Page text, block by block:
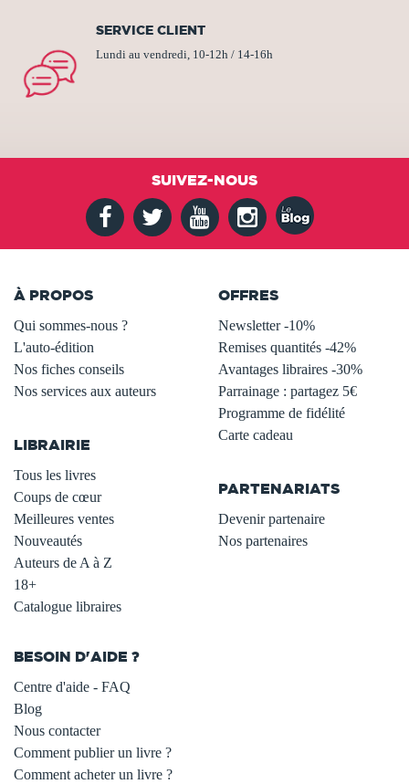
SERVICE CLIENT
Lundi au vendredi, 10-12h / 14-16h
SUIVEZ-NOUS
À PROPOS
Qui sommes-nous ?
L'auto-édition
Nos fiches conseils
Nos services aux auteurs
LIBRAIRIE
Tous les livres
Coups de cœur
Meilleures ventes
Nouveautés
Auteurs de A à Z
18+
Catalogue libraires
OFFRES
Newsletter -10%
Remises quantités -42%
Avantages libraires -30%
Parrainage : partagez 5€
Programme de fidélité
Carte cadeau
PARTENARIATS
Devenir partenaire
Nos partenaires
BESOIN D'AIDE ?
Centre d'aide - FAQ
Blog
Nous contacter
Comment publier un livre ?
Comment acheter un livre ?